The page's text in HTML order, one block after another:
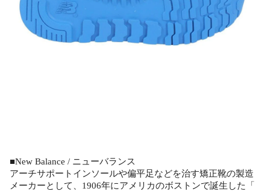
■New Balance / ニューバランス
アーチサポートインソールや偏平足などを治す矯正靴の製造
メーカーとして、1906年にアメリカのボストンで誕生した「